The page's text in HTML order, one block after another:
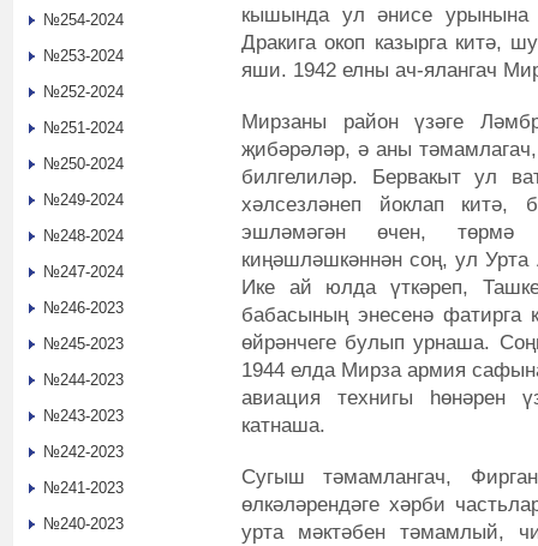
кышында ул әнисе урынына
Дракига окоп казырга китә,
яши. 1942 елны ач-ялангач
Мирзаны район үзәге
җибәрәләр, ә аны
билгелиләр. Бервакыт ул
хәлсезләнеп йоклап китә,
эшләмәгән өчен,
киңәшләшкәннән соң, ул Урта
Ике ай юлда үткәреп,
бабасының энесенә фатирга
өйрәнчеге булып урнаша.
1944 елда Мирза армия
авиация технигы һөнәрен
катнаша.
Сугыш тәмамлангач,
өлкәләрендәге хәрби
урта мәктәбен тәмамлый,
№254-2024
№253-2024
№252-2024
№251-2024
№250-2024
№249-2024
№248-2024
№247-2024
№246-2023
№245-2023
№244-2023
№243-2023
№242-2023
№241-2023
№240-2023